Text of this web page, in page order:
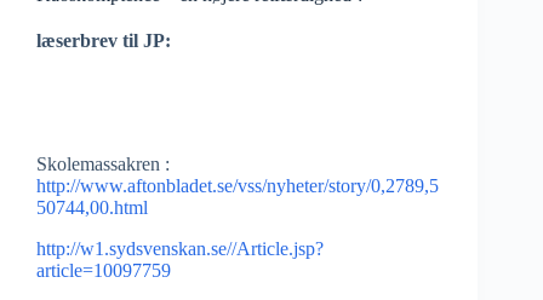
læserbrev til JP:
Skolemassakren :
http://www.aftonbladet.se/vss/nyheter/story/0,2789,5
50744,00.html
http://w1.sydsvenskan.se//Article.jsp?
article=10097759